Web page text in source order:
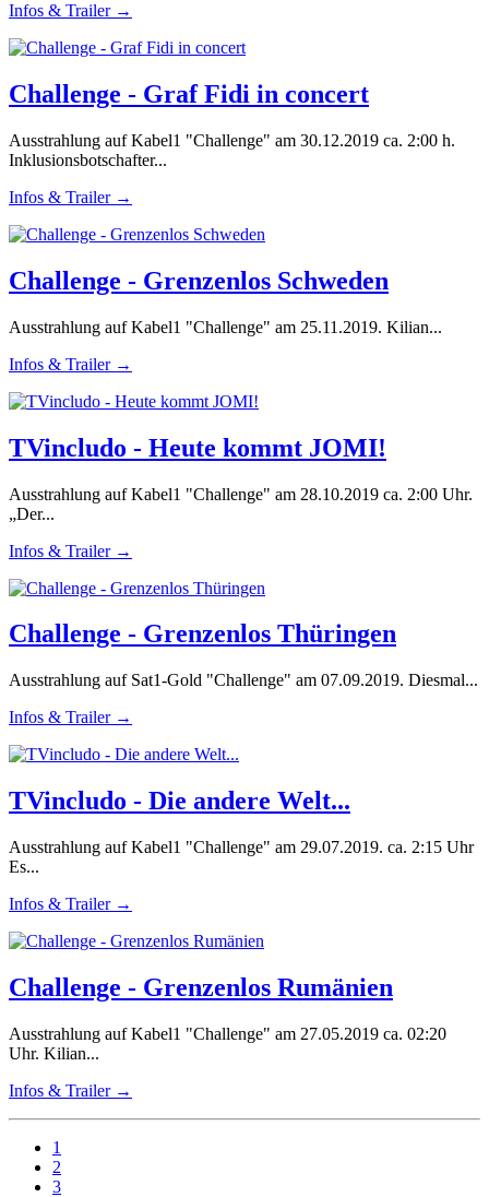
Infos & Trailer →
Challenge - Graf Fidi in concert
Ausstrahlung auf Kabel1 "Challenge" am 30.12.2019 ca. 2:00 h.
Inklusionsbotschafter...
Infos & Trailer →
Challenge - Grenzenlos Schweden
Ausstrahlung auf Kabel1 "Challenge" am 25.11.2019. Kilian...
Infos & Trailer →
TVincludo - Heute kommt JOMI!
Ausstrahlung auf Kabel1 "Challenge" am 28.10.2019 ca. 2:00 Uhr.
„Der...
Infos & Trailer →
Challenge - Grenzenlos Thüringen
Ausstrahlung auf Sat1-Gold "Challenge" am 07.09.2019. Diesmal...
Infos & Trailer →
TVincludo - Die andere Welt...
Ausstrahlung auf Kabel1 "Challenge" am 29.07.2019. ca. 2:15 Uhr
Es...
Infos & Trailer →
Challenge - Grenzenlos Rumänien
Ausstrahlung auf Kabel1 "Challenge" am 27.05.2019 ca. 02:20
Uhr. Kilian...
Infos & Trailer →
1
2
3